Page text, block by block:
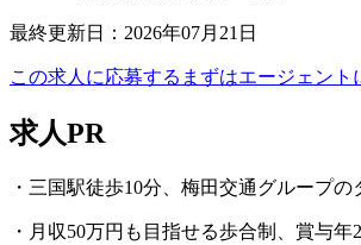
最終更新日 ： 2026年07月21日
この求人に応募する まずはエージェント
求人PR
・三国駅徒歩10分、梅田交通グループの
・月収50万円も目指せる歩合制、賞与年